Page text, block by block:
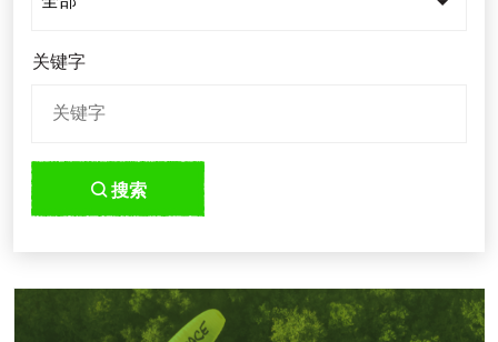
关键字
搜索